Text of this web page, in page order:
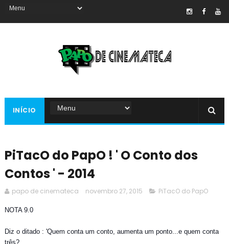
INÍCIO
PiTacO do PapO ! ' O Conto dos
Contos ' - 2014
papo de cinemateca novembro 27, 2015 PiTacO do PapO
NOTA 9.0
Diz o ditado : 'Quem conta um conto, aumenta um ponto...e quem conta
três?